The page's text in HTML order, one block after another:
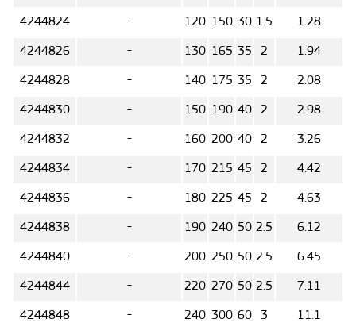
4244824 - 120 150 30 1.5 1.28
4244826 - 130 165 35 2 1.94
4244828 - 140 175 35 2 2.08
4244830 - 150 190 40 2 2.98
4244832 - 160 200 40 2 3.26
4244834 - 170 215 45 2 4.42
4244836 - 180 225 45 2 4.63
4244838 - 190 240 50 2.5 6.12
4244840 - 200 250 50 2.5 6.45
4244844 - 220 270 50 2.5 7.11
4244848 - 240 300 60 3 11.1